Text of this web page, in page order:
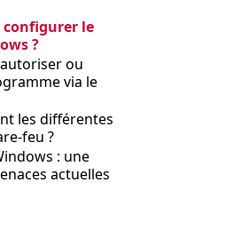
configurer le
?
ou
via le
les différentes
feu ?
: une
actuelles